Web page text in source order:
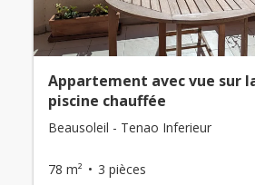
Appartement avec vue sur
piscine chauffée
Beausoleil - Tenao Inferieur
78 m² 3 pièces